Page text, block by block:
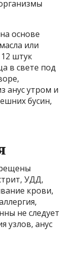
основе
или
штук
в свете под
анус утром и
бусин,
УДД,
крови,
не следует
узлов, анус